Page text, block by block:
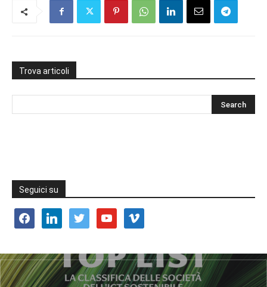
Trova articoli
Seguici su
facebooklinkedin twitter youtube vimeo